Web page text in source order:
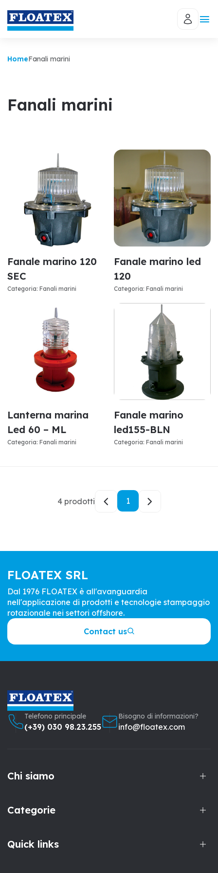
HomeFanali marini
Fanali marini
Fanale marino 120
SEC
Categoria: Fanali marini
Fanale marino led
120
Categoria: Fanali marini
Lanterna marina
Led 60 – ML
Categoria: Fanali marini
Fanale marino
led155-BLN
Categoria: Fanali marini
4 prodotti 1
FLOATEX SRL
Dal 1976 FLOATEX è all'avanguardia
nell'applicazione di prodotti e tecnologie stampaggio
rotazionale nei settori offshore.
Contact us
Telefono principale
(+39) 030 98.23.255
Bisogno di informazioni?
info@floatex.com
Chi siamo
Categorie
Quick links